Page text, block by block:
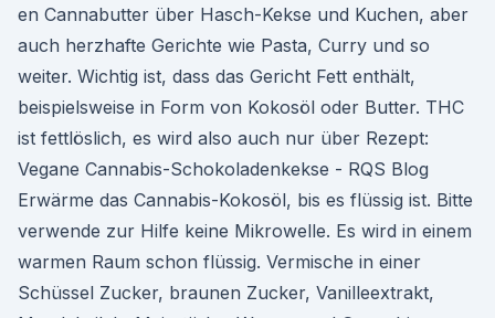
en Cannabutter über Hasch-Kekse und Kuchen, aber
auch herzhafte Gerichte wie Pasta, Curry und so
weiter. Wichtig ist, dass das Gericht Fett enthält,
beispielsweise in Form von Kokosöl oder Butter. THC
ist fettlöslich, es wird also auch nur über Rezept:
Vegane Cannabis-Schokoladenkekse - RQS Blog
Erwärme das Cannabis-Kokosöl, bis es flüssig ist. Bitte
verwende zur Hilfe keine Mikrowelle. Es wird in einem
warmen Raum schon flüssig. Vermische in einer
Schüssel Zucker, braunen Zucker, Vanilleextrakt,